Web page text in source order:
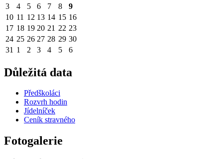
3
4 5 6 7 8
9
10 11 12 13 14 15 16
17 18 19 20 21 22 23
24 25 26 27 28 29 30
31 1 2 3 4 5 6
Důležitá data
Předškoláci
Rozvrh hodin
Jídelníček
Ceník stravného
Fotogalerie